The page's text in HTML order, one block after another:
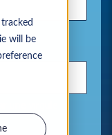
will be
une virgule